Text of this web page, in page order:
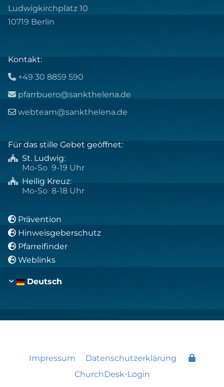
Ludwigkirchplatz 10
10719 Berlin
Kontakt:
 +49 30 8859 590
 pfarrbuero@sankthelena.de
 webteam@sankthelena.de
Für das stille Gebet geöffnet:
 St. Ludwig:
Mo-So 9-19 Uhr
 Heilig Kreuz:
Mo-So 8-18 Uhr
 Prävention
 Hinweisgeberschutz
 Pfarreifinder
 Weblinks
Deutsch
Impressum
Datenschutzerklärung
ChurchDesk-Login